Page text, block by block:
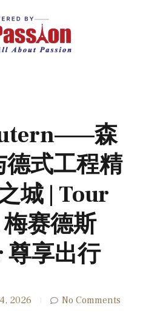
森
式工程精
城 | Tour
赛德斯
享出行
2026 No Comments